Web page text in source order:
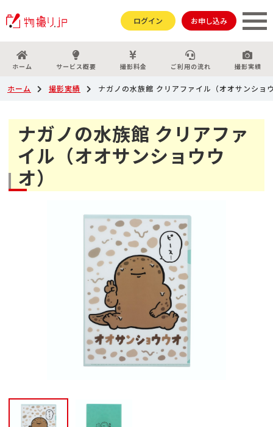
ログイン お申し込み
ホーム サービス概要 撮影料金 ご利用の流れ 撮影実績
ホーム 撮影実績 ナガノの水族館 クリアファイル（オオサンショ
ナガノの水族館 クリアファ
イル（オオサンショウウ
オ）